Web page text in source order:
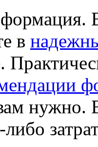
в
нужно.